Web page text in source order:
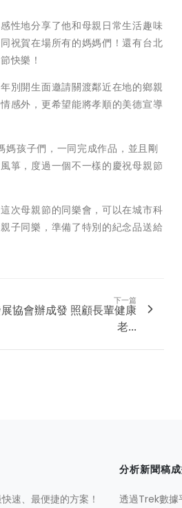
性地分享了他和母親日常生活趣味
祝賀在場所有的媽媽們！還有台北
快樂！
別開生面邀請關渡鄰近在地的鄉親
感外，更希望能將孝順的美德宣導
孩子們，一同完成作品，並且剛
箏，度過一個不一樣的慶祝母親節
次母親節的同樂會，可以在城市科
子同樂，準備了特別的紀念品送給
下一篇
協會辦成發 照顧長輩健康
老...
速、最便捷的方案！
分析新聞稿
透過Trek數據